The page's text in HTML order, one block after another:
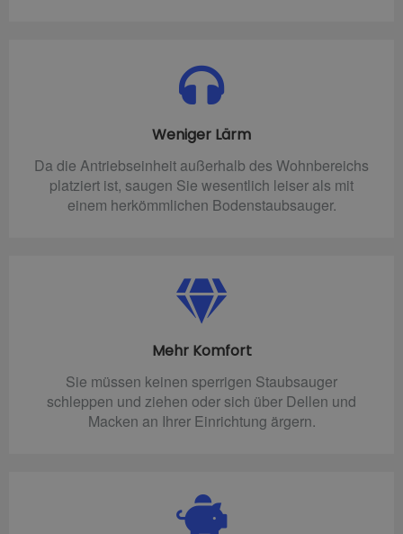
Weniger Lärm
Da die Antriebseinheit außerhalb des Wohnbereichs
platziert ist, saugen Sie wesentlich leiser als mit
einem herkömmlichen Bodenstaubsauger.
Mehr Komfort
Sie müssen keinen sperrigen Staubsauger
schleppen und ziehen oder sich über Dellen und
Macken an Ihrer Einrichtung ärgern.